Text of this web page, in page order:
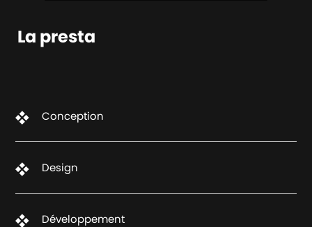
La presta
Conception
Design
Développement